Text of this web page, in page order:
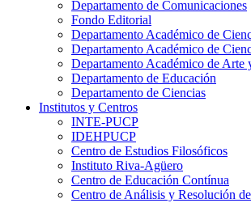
Departamento de Comunicaciones
Fondo Editorial
Departamento Académico de
Departamento Académico de
Departamento Académico de Arte
Departamento de Educación
Departamento de Ciencias
Institutos y Centros
INTE-PUCP
IDEHPUCP
Centro de Estudios Filosóficos
Instituto Riva-Agüero
Centro de Educación Contínua
Centro de Análisis y Resolución